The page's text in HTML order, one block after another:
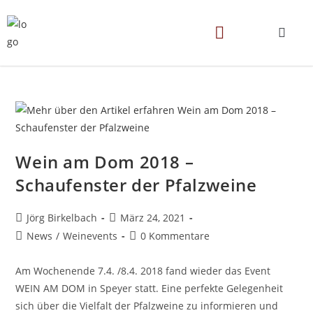
Wein am Dom 2018 –
Schaufenster der Pfalzweine
Jörg Birkelbach
März 24, 2021
News / Weinevents 0 Kommentare
Am Wochenende 7.4. /8.4. 2018 fand wieder das Event
WEIN AM DOM in Speyer statt. Eine perfekte Gelegenheit
sich über die Vielfalt der Pfalzweine zu informieren und